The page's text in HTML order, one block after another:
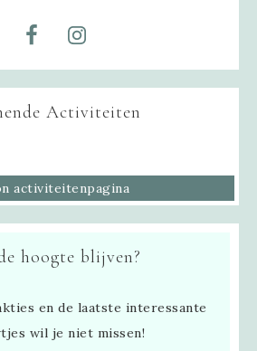
Activiteiten
activiteitenpagina
hoogte blijven?
en de laatste interessante
wil je niet missen!